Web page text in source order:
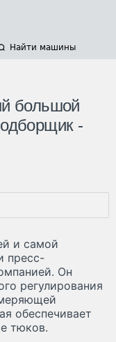
Найти машины
большой
-
и самой
пресс-
Он
регулирования
обеспечивает
тюков.